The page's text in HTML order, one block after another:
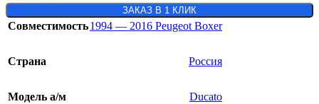
ЗАКАЗ В 1 КЛИК
Совместимость1994 — 2016 Peugeot Boxer
Страна Россия
Модель а/м
Ducato